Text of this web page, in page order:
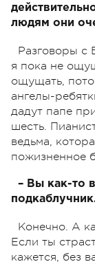
людям они
Разговоры с
я пока не
ощущать,
ангелы-
дадут папе
шесть.
ведьма,
пожизненное
– Вы как-то
Конечно. А
Если ты
кажется, без